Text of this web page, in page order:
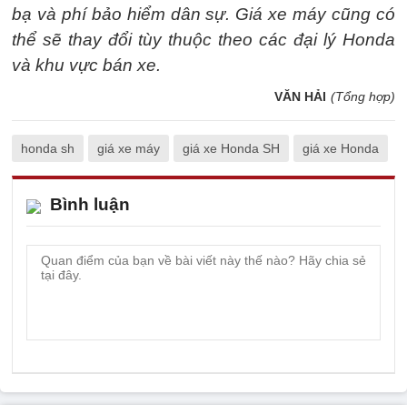
bạ và phí bảo hiểm dân sự. Giá xe máy cũng có
thể sẽ thay đổi tùy thuộc theo các đại lý Honda
và khu vực bán xe.
VĂN HẢI (Tổng hợp)
honda sh giá xe máy giá xe Honda SH giá xe Honda
Bình luận